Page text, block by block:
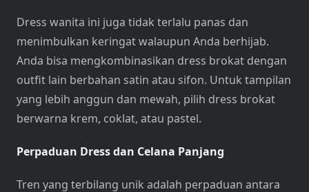
Dress wanita ini juga tidak terlalu panas dan
menimbulkan keringat walaupun Anda berhijab.
Anda bisa mengkombinasikan dress brokat dengan
outfit lain berbahan satin atau sifon. Untuk tampilan
yang lebih anggun dan mewah, pilih dress brokat
berwarna krem, coklat, atau pastel.
Perpaduan Dress dan Celana Panjang
Tren yang terbilang unik adalah perpaduan antara